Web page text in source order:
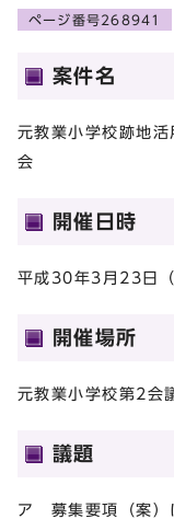
ページ番号268941
案件名
元教業小学校跡地
会
開催日時
平成30年3月23日
開催場所
元教業小学校第2会
議題
ア 募集要項（案）